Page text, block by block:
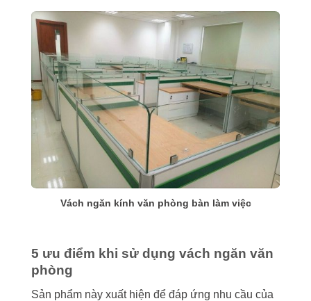
Vách ngăn kính văn phòng bàn làm việc
5 ưu điểm khi sử dụng vách ngăn văn
phòng
Sản phẩm này xuất hiện để đáp ứng nhu cầu của